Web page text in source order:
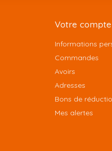
Votre compte
Informations
Commandes
Avoirs
Adresses
Bons de
Mes alertes